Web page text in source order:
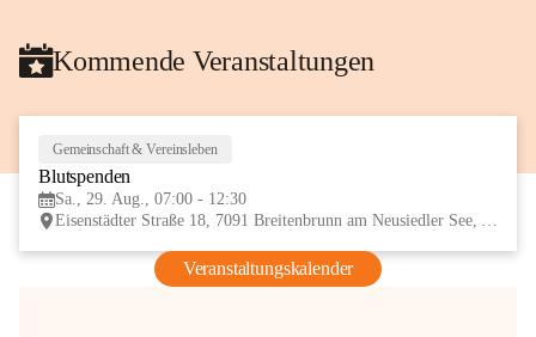
Kommende Veranstaltungen
Gemeinschaft & Vereinsleben
Blutspenden
Sa., 29. Aug., 07:00 - 12:30
Eisenstädter Straße 18, 7091 Breitenbrunn am Neusiedler See, AUT
Veranstaltungskalender